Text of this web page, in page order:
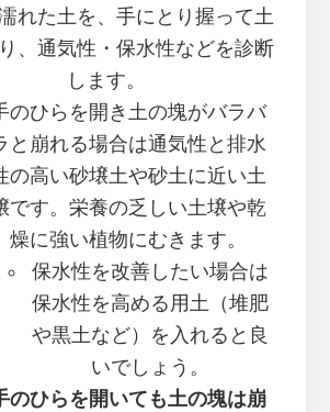
れた土を、手にとり握って土
、通気性・保水性などを診断
します。
のひらを開き土の塊がバラバ
と崩れる場合は通気性と排水
の高い砂壌土や砂土に近い土
です。栄養の乏しい土壌や乾
燥に強い植物にむきます。
保水性を改善したい場合は
保水性を高める用土（堆肥
や黒土など）を入れると良
いでしょう。
のひらを開いても土の塊は崩